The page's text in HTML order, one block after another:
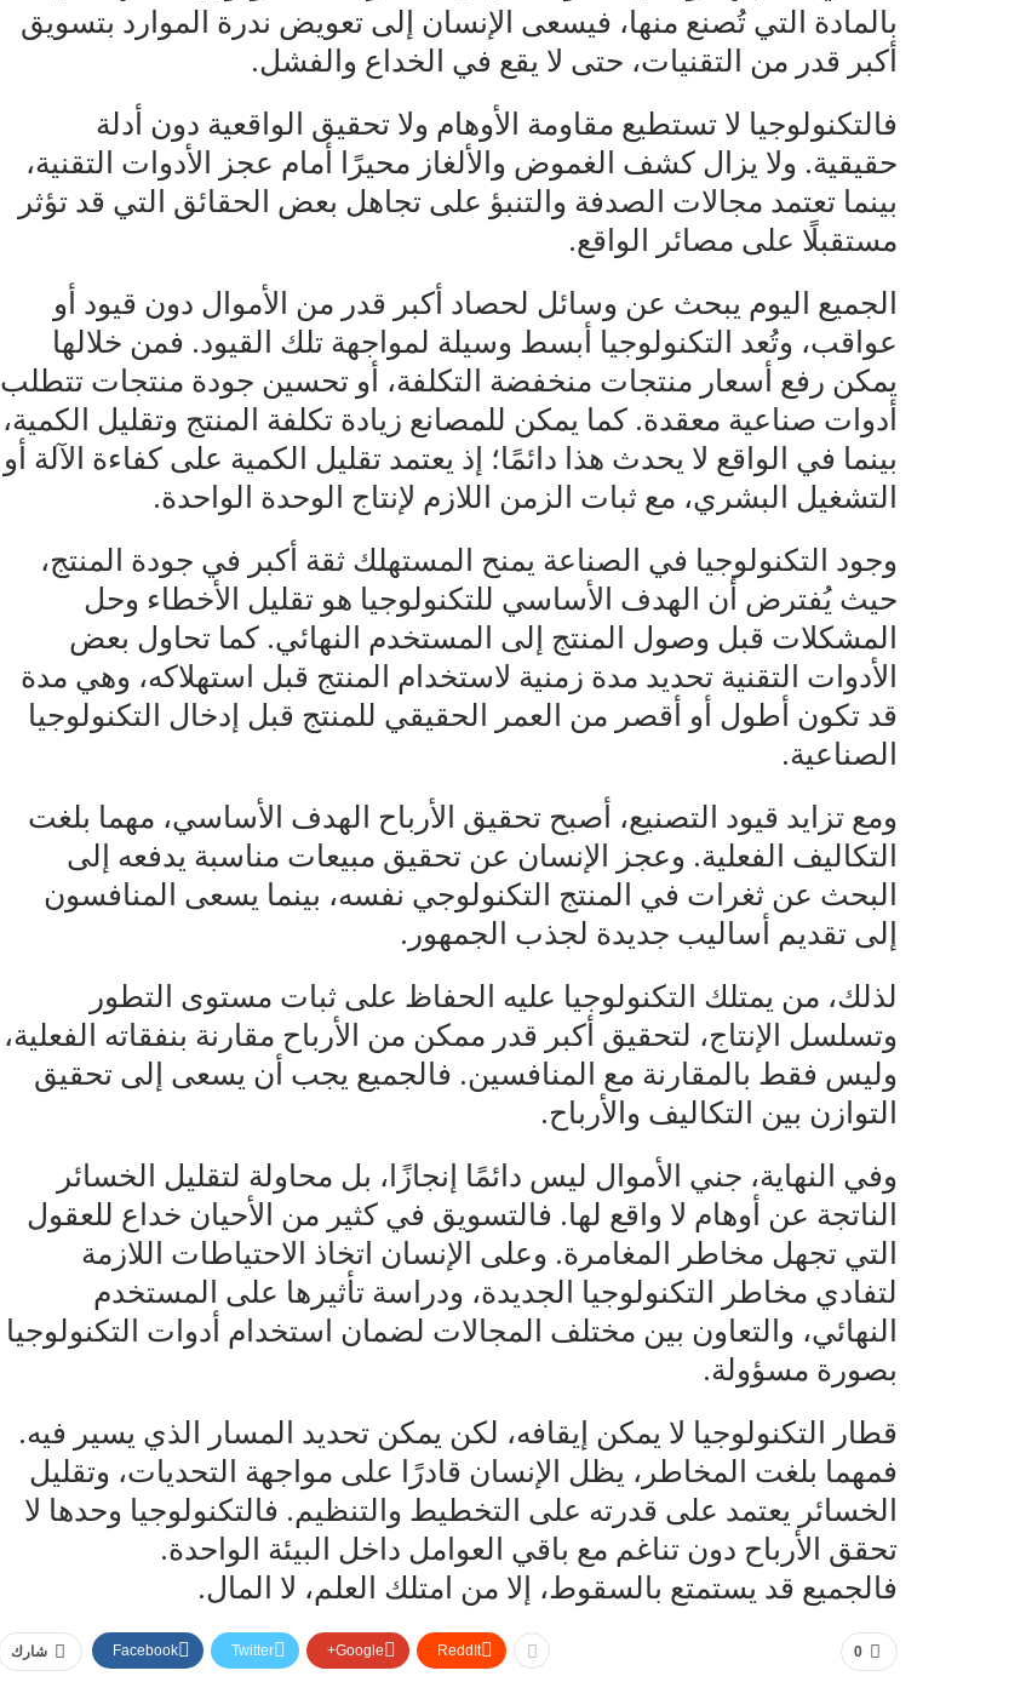
بالمادة التي تُصنع منها، فيسعى الإنسان إلى تعويض ندرة الموارد بتسويق
أكبر قدر من التقنيات، حتى لا يقع في الخداع والفشل.
فالتكنولوجيا لا تستطيع مقاومة الأوهام ولا تحقيق الواقعية دون أدلة
حقيقية. ولا يزال كشف الغموض والألغاز محيرًا أمام عجز الأدوات التقنية،
بينما تعتمد مجالات الصدفة والتنبؤ على تجاهل بعض الحقائق التي قد تؤثر
مستقبلًا على مصائر الواقع.
الجميع اليوم يبحث عن وسائل لحصاد أكبر قدر من الأموال دون قيود أو
عواقب، وتُعد التكنولوجيا أبسط وسيلة لمواجهة تلك القيود. فمن خلالها
يمكن رفع أسعار منتجات منخفضة التكلفة، أو تحسين جودة منتجات تتطلب
أدوات صناعية معقدة. كما يمكن للمصانع زيادة تكلفة المنتج وتقليل الكمية،
بينما في الواقع لا يحدث هذا دائمًا؛ إذ يعتمد تقليل الكمية على كفاءة الآلة أو
التشغيل البشري، مع ثبات الزمن اللازم لإنتاج الوحدة الواحدة.
وجود التكنولوجيا في الصناعة يمنح المستهلك ثقة أكبر في جودة المنتج،
حيث يُفترض أن الهدف الأساسي للتكنولوجيا هو تقليل الأخطاء وحل
المشكلات قبل وصول المنتج إلى المستخدم النهائي. كما تحاول بعض
الأدوات التقنية تحديد مدة زمنية لاستخدام المنتج قبل استهلاكه، وهي مدة
قد تكون أطول أو أقصر من العمر الحقيقي للمنتج قبل إدخال التكنولوجيا
الصناعية.
ومع تزايد قيود التصنيع، أصبح تحقيق الأرباح الهدف الأساسي، مهما بلغت
التكاليف الفعلية. وعجز الإنسان عن تحقيق مبيعات مناسبة يدفعه إلى
البحث عن ثغرات في المنتج التكنولوجي نفسه، بينما يسعى المنافسون
إلى تقديم أساليب جديدة لجذب الجمهور.
لذلك، من يمتلك التكنولوجيا عليه الحفاظ على ثبات مستوى التطور
وتسلسل الإنتاج، لتحقيق أكبر قدر ممكن من الأرباح مقارنة بنفقاته الفعلية،
وليس فقط بالمقارنة مع المنافسين. فالجميع يجب أن يسعى إلى تحقيق
التوازن بين التكاليف والأرباح.
وفي النهاية، جني الأموال ليس دائمًا إنجازًا، بل محاولة لتقليل الخسائر
الناتجة عن أوهام لا واقع لها. فالتسويق في كثير من الأحيان خداع للعقول
التي تجهل مخاطر المغامرة. وعلى الإنسان اتخاذ الاحتياطات اللازمة
لتفادي مخاطر التكنولوجيا الجديدة، ودراسة تأثيرها على المستخدم
النهائي، والتعاون بين مختلف المجالات لضمان استخدام أدوات التكنولوجيا
بصورة مسؤولة.
قطار التكنولوجيا لا يمكن إيقافه، لكن يمكن تحديد المسار الذي يسير فيه.
فمهما بلغت المخاطر، يظل الإنسان قادرًا على مواجهة التحديات، وتقليل
الخسائر يعتمد على قدرته على التخطيط والتنظيم. فالتكنولوجيا وحدها لا
تحقق الأرباح دون تناغم مع باقي العوامل داخل البيئة الواحدة.
فالجميع قد يستمتع بالسقوط، إلا من امتلك العلم، لا المال.
0 شارك Facebook Twitter Google+ ReddIt